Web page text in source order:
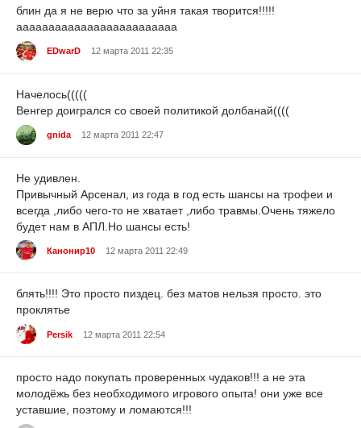
блин да я не верю что за уйня такая творится!!!!!
ааааааааааааааааааааааааа
EDwarD 12 марта 2011 22:35
Начелось(((((
Венгер доигрался со своей политикой долбанай((((
gnida 12 марта 2011 22:47
Не удивлен.
Привычный Арсенал, из года в год есть шансы на трофеи и
всегда ,либо чего-то не хватает ,либо травмы.Очень тяжело
будет нам в АПЛ.Но шансы есть!
Канонир10 12 марта 2011 22:49
блять!!!! Это просто пиздец. без матов нельзя просто. это
проклятье
Persik 12 марта 2011 22:54
просто надо покупать проверенных чудаков!!! а не эта
молодёжь без необходимого игрового опыта! они уже все
уставшие, поэтому и ломаются!!!